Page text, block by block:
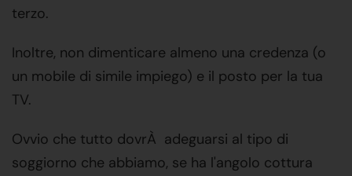
terzo.
Inoltre, non dimenticare almeno una credenza (o
un mobile di simile impiego) e il posto per la tua
TV.
Ovvio che tutto dovrÀ adeguarsi al tipo di
soggiorno che abbiamo, se ha l'angolo cottura